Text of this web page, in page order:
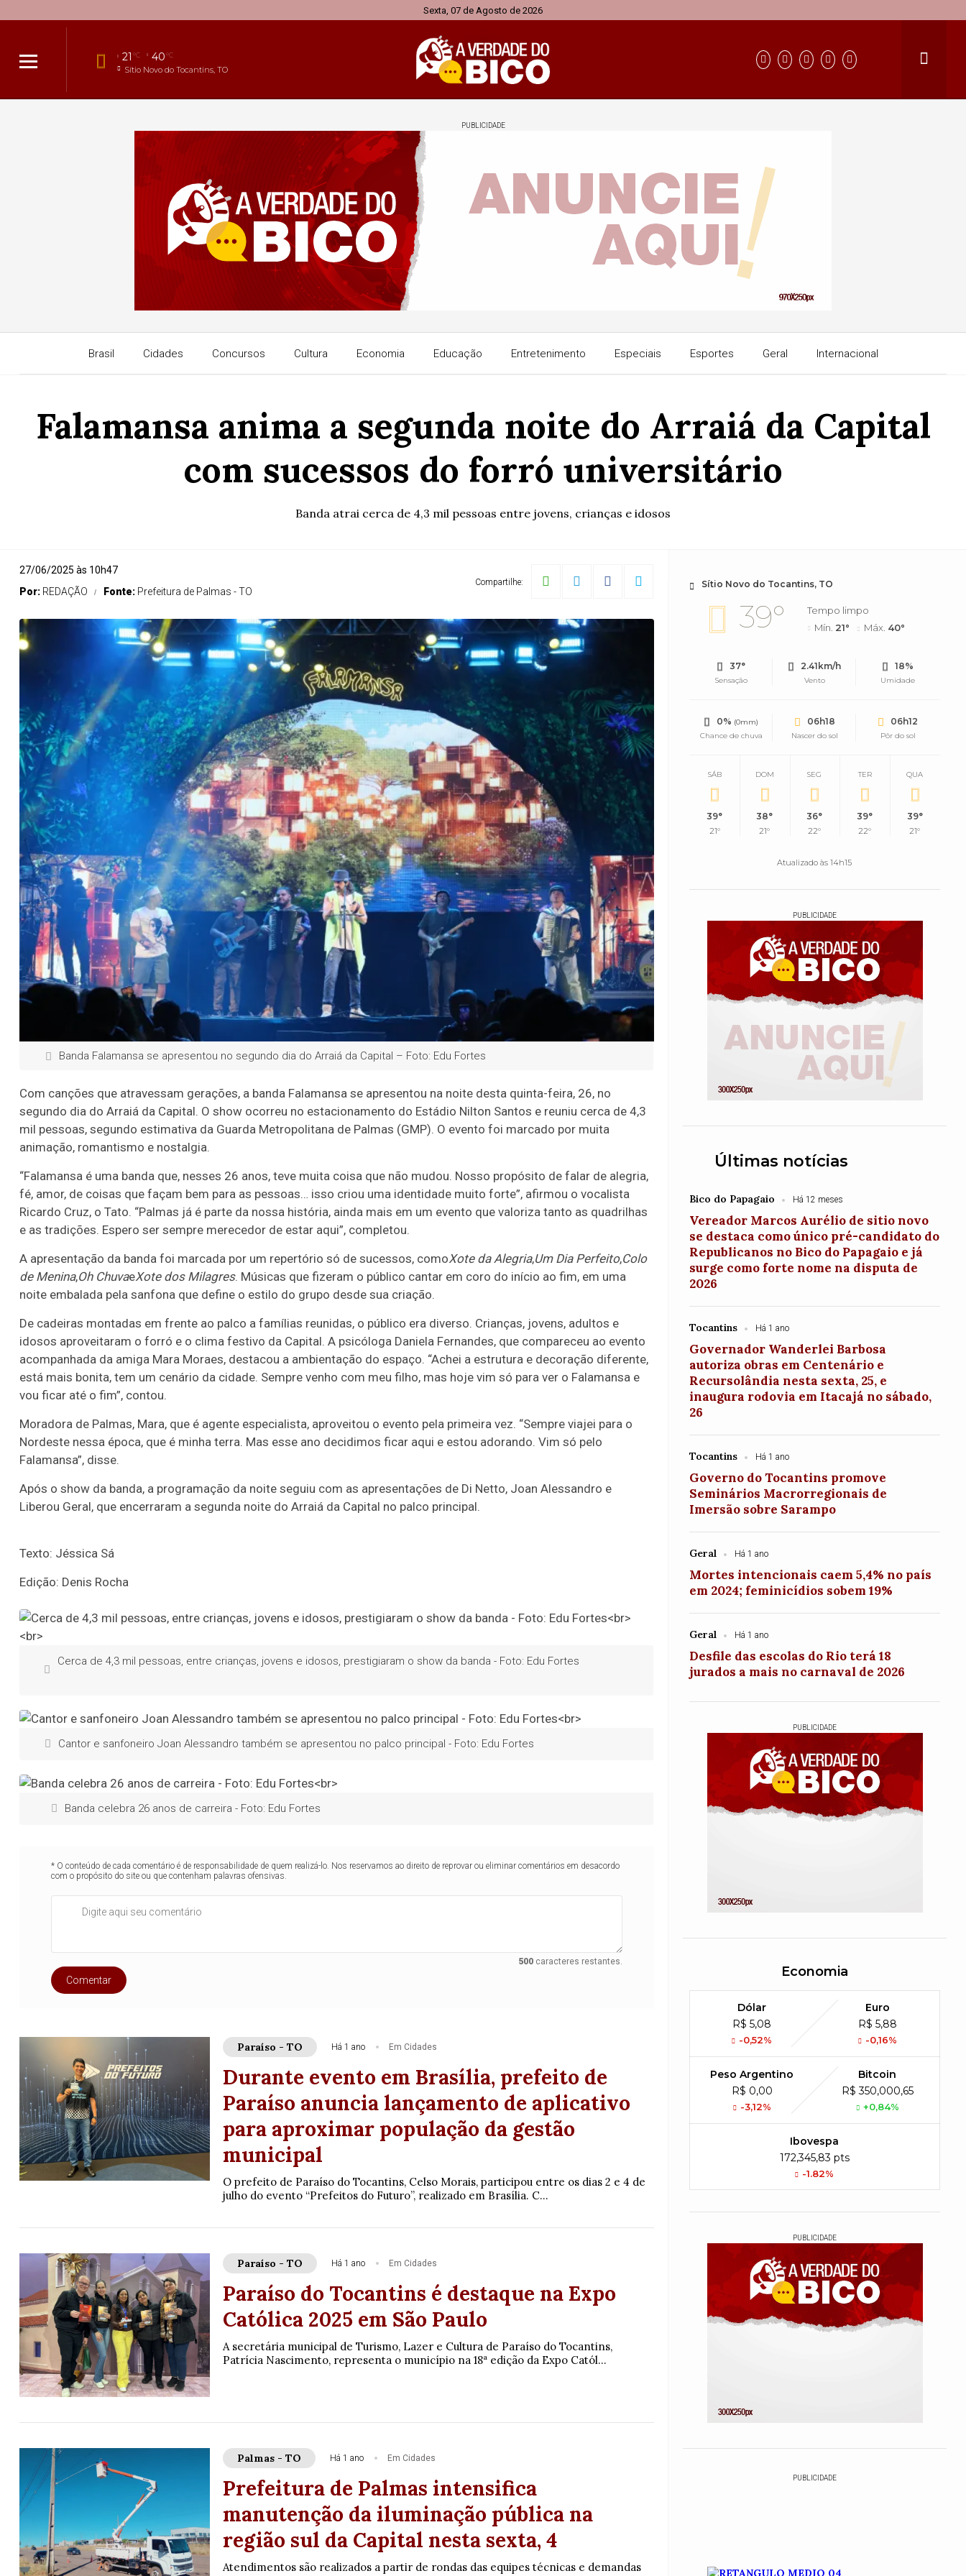
Sexta, 07 de Agosto de 2026
21 °C 40°C
Sítio Novo do Tocantins, TO
PUBLICIDADE
Brasil Cidades Concursos Cultura Economia Educação Entretenimento Especiais Esportes Geral Internacional
Falamansa anima a segunda noite do Arraiá da Capital
com sucessos do forró universitário
Banda atrai cerca de 4,3 mil pessoas entre jovens, crianças e idosos
27/06/2025 às 10h47
Por: REDAÇÃO Fonte: Prefeitura de Palmas - TO
Compartilhe:
Banda Falamansa se apresentou no segundo dia do Arraiá da Capital – Foto: Edu Fortes
Com canções que atravessam gerações, a banda Falamansa se apresentou na noite desta quinta-feira, 26, no
segundo dia do Arraiá da Capital. O show ocorreu no estacionamento do Estádio Nilton Santos e reuniu cerca de 4,3
mil pessoas, segundo estimativa da Guarda Metropolitana de Palmas (GMP). O evento foi marcado por muita
animação, romantismo e nostalgia.
“Falamansa é uma banda que, nesses 26 anos, teve muita coisa que não mudou. Nosso propósito de falar de alegria,
fé, amor, de coisas que façam bem para as pessoas… isso criou uma identidade muito forte”, afirmou o vocalista
Ricardo Cruz, o Tato. “Palmas já é parte da nossa história, ainda mais em um evento que valoriza tanto as quadrilhas
e as tradições. Espero ser sempre merecedor de estar aqui”, completou.
A apresentação da banda foi marcada por um repertório só de sucessos, comoXote da Alegria,Um Dia Perfeito,Colo
de Menina,Oh ChuvaeXote dos Milagres. Músicas que fizeram o público cantar em coro do início ao fim, em uma
noite embalada pela sanfona que define o estilo do grupo desde sua criação.
De cadeiras montadas em frente ao palco a famílias reunidas, o público era diverso. Crianças, jovens, adultos e
idosos aproveitaram o forró e o clima festivo da Capital. A psicóloga Daniela Fernandes, que compareceu ao evento
acompanhada da amiga Mara Moraes, destacou a ambientação do espaço. “Achei a estrutura e decoração diferente,
está mais bonita, tem um cenário da cidade. Sempre venho com meu filho, mas hoje vim só para ver o Falamansa e
vou ficar até o fim”, contou.
Moradora de Palmas, Mara, que é agente especialista, aproveitou o evento pela primeira vez. “Sempre viajei para o
Nordeste nessa época, que é minha terra. Mas esse ano decidimos ficar aqui e estou adorando. Vim só pelo
Falamansa”, disse.
Após o show da banda, a programação da noite seguiu com as apresentações de Di Netto, Joan Alessandro e
Liberou Geral, que encerraram a segunda noite do Arraiá da Capital no palco principal.
Texto: Jéssica Sá
Edição: Denis Rocha
Cerca de 4,3 mil pessoas, entre crianças, jovens e idosos, prestigiaram o show da banda - Foto: Edu Fortes
Cantor e sanfoneiro Joan Alessandro também se apresentou no palco principal - Foto: Edu Fortes
Banda celebra 26 anos de carreira - Foto: Edu Fortes
* O conteúdo de cada comentário é de responsabilidade de quem realizá-lo. Nos reservamos ao direito de reprovar ou eliminar comentários em desacordo
com o propósito do site ou que contenham palavras ofensivas.
500caracteres restantes.
Comentar
Paraíso - TO Há 1 ano Em Cidades
Durante evento em Brasília, prefeito de
Paraíso anuncia lançamento de aplicativo
para aproximar população da gestão
municipal
O prefeito de Paraíso do Tocantins, Celso Morais, participou entre os dias 2 e 4 de
julho do evento “Prefeitos do Futuro”, realizado em Brasília. C...
Paraíso - TO Há 1 ano Em Cidades
Paraíso do Tocantins é destaque na Expo
Católica 2025 em São Paulo
A secretária municipal de Turismo, Lazer e Cultura de Paraíso do Tocantins,
Patrícia Nascimento, representa o município na 18ª edição da Expo Catól...
Palmas - TO Há 1 ano Em Cidades
Prefeitura de Palmas intensifica
manutenção da iluminação pública na
região sul da Capital nesta sexta, 4
Atendimentos são realizados a partir de rondas das equipes técnicas e demandas
Sítio Novo do Tocantins, TO
39°
Tempo limpo
Mín. 21° Máx. 40°
37°
Sensação
2.41km/h
Vento
18%
Umidade
0% (0mm)
Chance de chuva
06h18
Nascer do sol
06h12
Pôr do sol
SÁB
39°
21°
DOM
38°
21°
SEG
36°
22°
TER
39°
22°
QUA
39°
21°
Atualizado às 14h15
PUBLICIDADE
Últimas notícias
Bico do Papagaio Há 12 meses
Vereador Marcos Aurélio de sitio novo
se destaca como único pré-candidato do
Republicanos no Bico do Papagaio e já
surge como forte nome na disputa de
2026
Tocantins Há 1 ano
Governador Wanderlei Barbosa
autoriza obras em Centenário e
Recursolândia nesta sexta, 25, e
inaugura rodovia em Itacajá no sábado,
26
Tocantins Há 1 ano
Governo do Tocantins promove
Seminários Macrorregionais de
Imersão sobre Sarampo
Geral Há 1 ano
Mortes intencionais caem 5,4% no país
em 2024; feminicídios sobem 19%
Geral Há 1 ano
Desfile das escolas do Rio terá 18
jurados a mais no carnaval de 2026
PUBLICIDADE
Economia
Dólar
R$ 5,08
-0,52%
Euro
R$ 5,88
-0,16%
Peso Argentino
R$ 0,00
-3,12%
Bitcoin
R$ 350,000,65
+0,84%
Ibovespa
172,345,83 pts
-1.82%
PUBLICIDADE
PUBLICIDADE